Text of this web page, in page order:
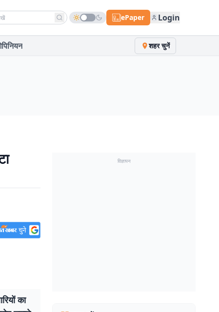
news ePaper Login
शहर चुनें
का
विज्ञापन